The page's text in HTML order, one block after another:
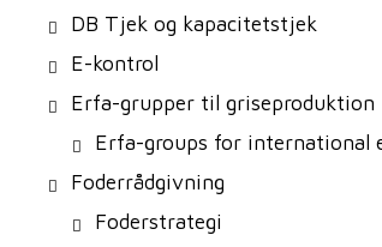
DB Tjek og kapacitetstjek
E-kontrol
Erfa-grupper til griseproduktion
Erfa-groups for international
Foderrådgivning
Foderstrategi